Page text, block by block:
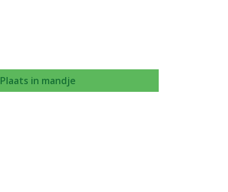
Plaats in mandje